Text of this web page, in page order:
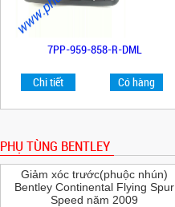
7PP-959-858-R-DML
Chi tiết Có hàng
PHỤ TÙNG BENTLEY
Giảm xóc trước(phuộc nhún)
Bentley Continental Flying Spur
Speed năm 2009